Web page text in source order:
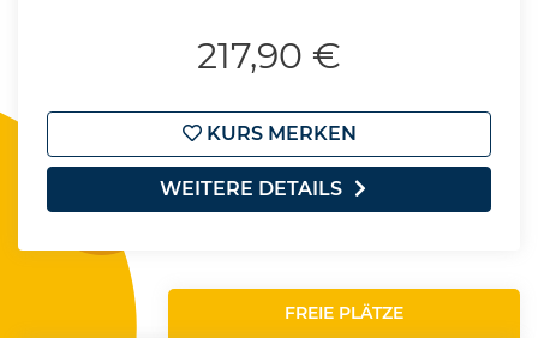
217,90 €
KURS MERKEN
WEITERE DETAILS
FREIE PLÄTZE